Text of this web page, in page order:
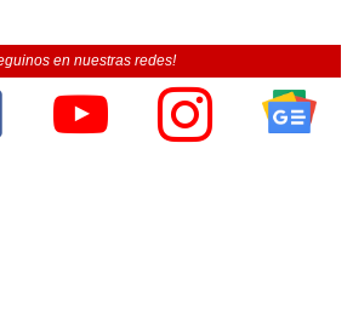
en nuestras redes!